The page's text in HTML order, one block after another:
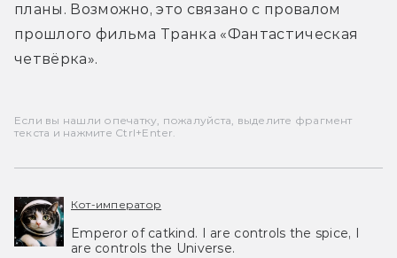
планы. Возможно, это связано с провалом
прошлого фильма Транка «Фантастическая
четвёрка».
Если вы нашли опечатку, пожалуйста, выделите фрагмент
текста и нажмите Ctrl+Enter.
Кот-император
Emperor of catkind. I are controls the spice, I
are controls the Universe.